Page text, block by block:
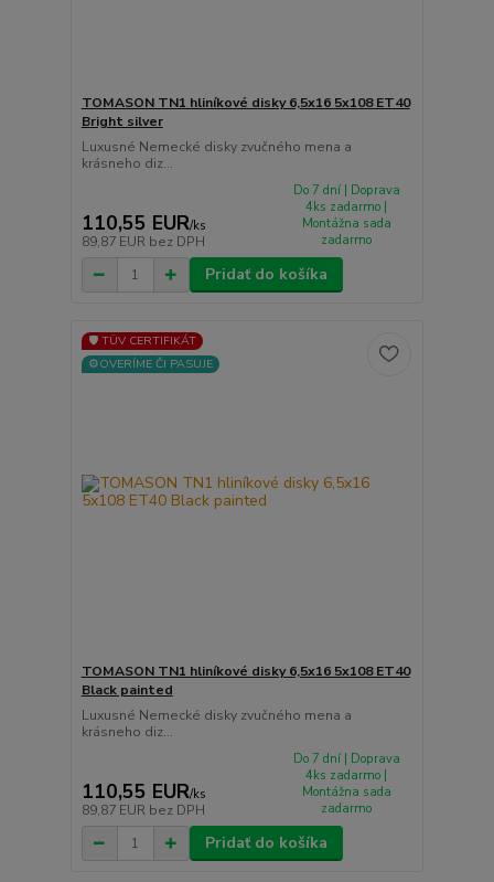
TOMASON TN1 hliníkové disky 6,5x16 5x108 ET40
Bright silver
Luxusné Nemecké disky zvučného mena a
krásneho diz...
110,55 EUR/ks
89,87 EUR bez DPH
Do 7 dní | Doprava
4ks zadarmo |
Montážna sada
zadarmo
Pridať do košíka
🛡️ TÜV CERTIFIKÁT
⚙️OVERÍME ČI PASUJE
TOMASON TN1 hliníkové disky 6,5x16 5x108 ET40
Black painted
Luxusné Nemecké disky zvučného mena a
krásneho diz...
110,55 EUR/ks
89,87 EUR bez DPH
Do 7 dní | Doprava
4ks zadarmo |
Montážna sada
zadarmo
Pridať do košíka